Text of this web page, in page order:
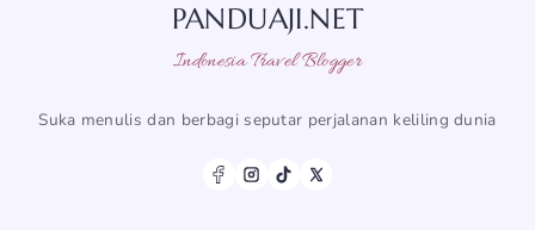
PANDUAJI.NET
Indonesia Travel Blogger
Suka menulis dan berbagi seputar perjalanan keliling dunia